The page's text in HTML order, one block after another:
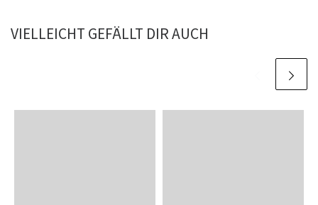
VIELLEICHT GEFÄLLT DIR AUCH